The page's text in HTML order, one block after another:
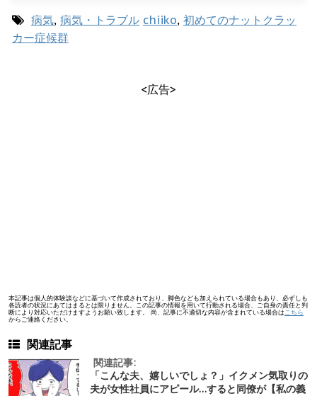
病気, 病気・トラブル chiiko, 初めてのナットクラッ
カー症候群
<広告>
本記事は個人的体験談などに基づいて作成されており、脚色なども加えられている場合もあり、必ずしも
各読者の状況にあてはまるとは限りません。この記事の情報を用いて行動される場合、ご自身の責任と判
断により対応いただけますようお願い致します。 尚、記事に不適切な内容が含まれている場合はこちら
からご連絡ください。
関連記事
関連記事:
「こんな夫、嬉しいでしょ？」イクメン気取りの
夫が女性社員にアピール…すると同僚が【私の義